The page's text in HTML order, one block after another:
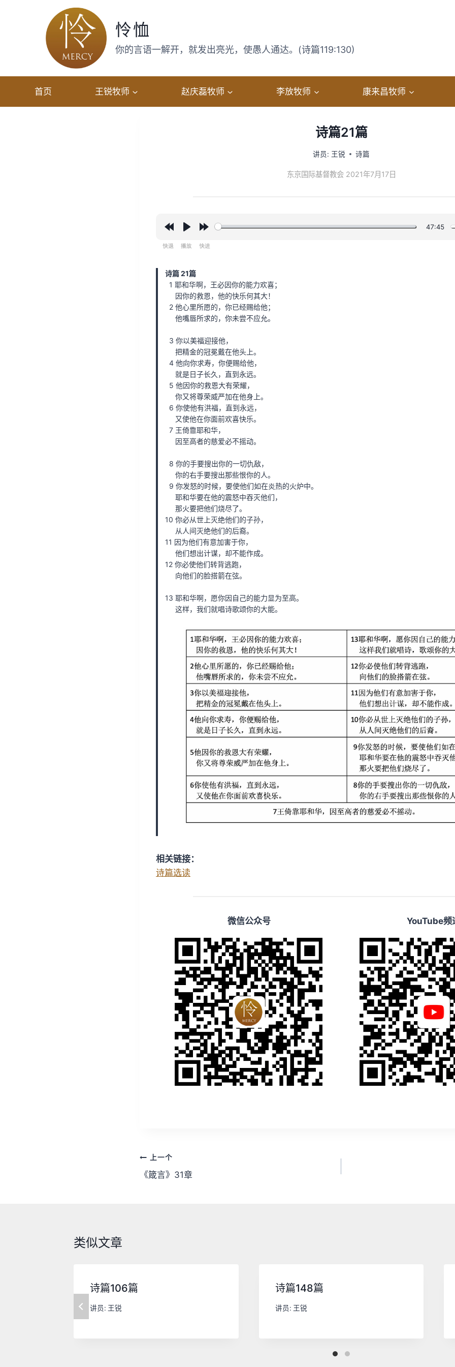
怜恤
你的言语一解开，就发出亮光，使愚人通达。(诗篇119:130)
首页 王锐牧师 赵庆磊牧师 李放牧师 康来昌牧师
诗篇21篇
讲员: 王锐 诗篇
东京国际基督教会 2021年7月17日
i
d
5
y
w
a
r
d
1
5
s
47:45
诗篇 21篇
1 耶和华啊，王必因你的能力欢喜；
因你的救恩，他的快乐何其大！
2 他心里所愿的，你已经赐给他；
他嘴唇所求的，你未尝不应允。
3 你以美福迎接他，
把精金的冠冕戴在他头上。
4 他向你求寿，你便赐给他，
就是日子长久，直到永远。
5 他因你的救恩大有荣耀，
你又将尊荣威严加在他身上。
6 你使他有洪福，直到永远，
又使他在你面前欢喜快乐。
7 王倚靠耶和华，
因至高者的慈爱必不摇动。
8 你的手要搜出你的一切仇敌，
你的右手要搜出那些恨你的人。
9 你发怒的时候，要使他们如在炎热的火炉中。
耶和华要在他的震怒中吞灭他们，
那火要把他们烧尽了。
10 你必从世上灭绝他们的子孙，
从人间灭绝他们的后裔。
11 因为他们有意加害于你，
他们想出计谋，却不能作成。
12 你必使他们转背逃跑，
向他们的脸搭箭在弦。
13 耶和华啊，愿你因自己的能力显为至高。
这样，我们就唱诗歌颂你的大能。
相关链接：
诗篇选读
微信公众号 YouTube频
文
章
上一个
《箴言》31章
类似文章
诗篇106篇
讲员: 王锐
诗篇148篇
讲员: 王锐